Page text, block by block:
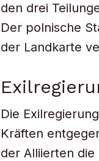
den drei
Der polnische
der Landkarte
Die
Kräften
der Alliierten